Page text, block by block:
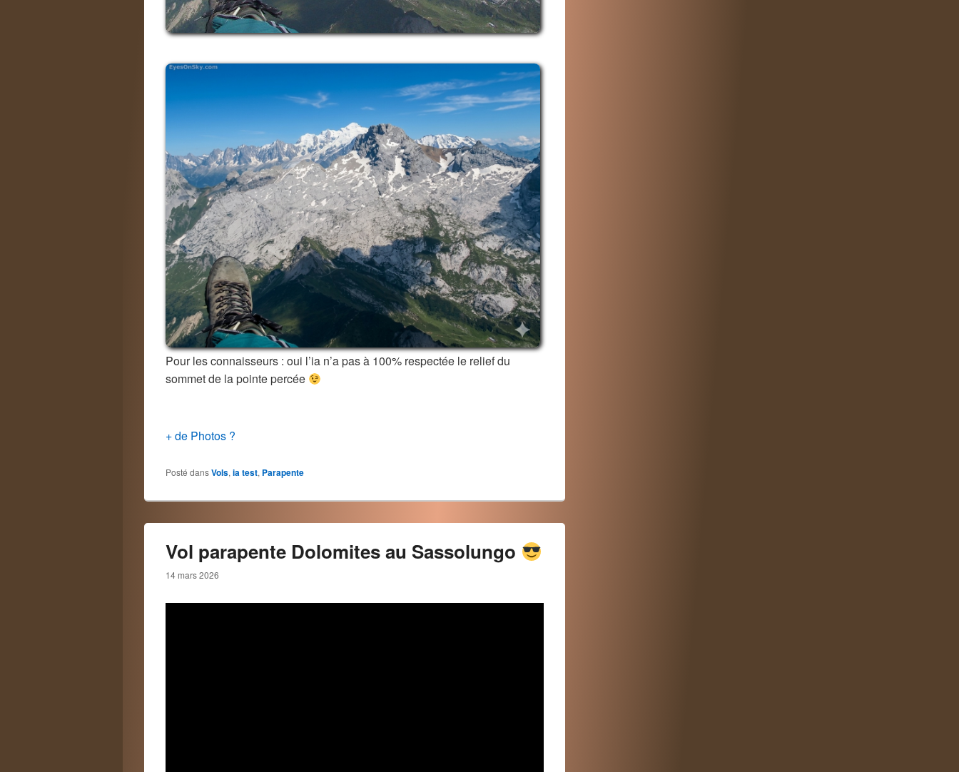
Pour les connaisseurs : oui l’ia n’a pas à 100% respectée le relief du
sommet de la pointe percée
+ de Photos ?
Posté dansVols,ia test, Parapente
Vol parapente Dolomites au Sassolungo
14 mars 2026